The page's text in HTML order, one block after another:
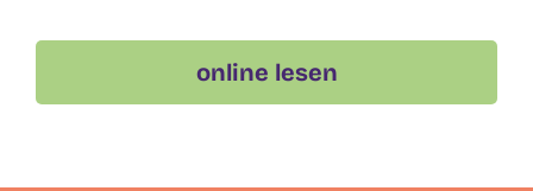
online lesen